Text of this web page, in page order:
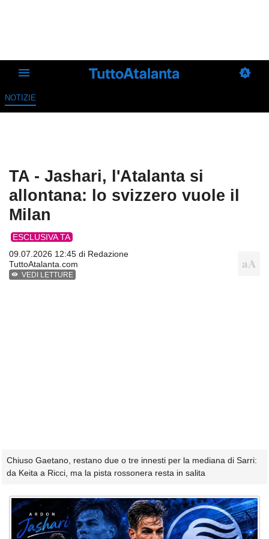
NOTIZIE
TA - Jashari, l'Atalanta si
allontana: lo svizzero vuole il
Milan
ESCLUSIVA TA
09.07.2026 12:45 di Redazione
TuttoAtalanta.com
VEDI LETTURE
Chiuso Gaetano, restano due o tre innesti per la mediana di Sarri:
da Keita a Ricci, ma la pista rossonera resta in salita